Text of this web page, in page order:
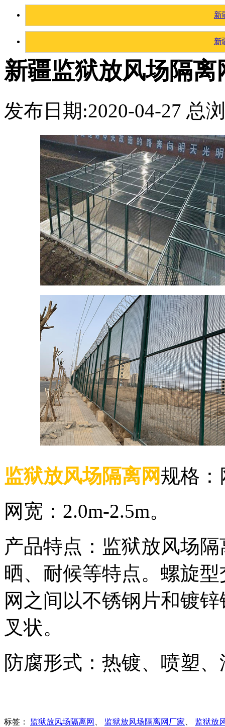
新
新
新疆监狱放风场隔离
发布日期:2020-04-27 总
监狱放风场隔离网规格：
网宽：2.0m-2.5m。
产品特点：监狱放风场
晒、耐候等特点。螺旋
网之间以不锈钢片和镀
叉状。
防腐形式：热镀、喷塑
标签： 监狱放风场隔离网 、 监狱放风场隔离网厂家、 监狱放